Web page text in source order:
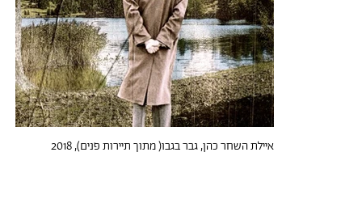
איילת השחר כהן, גבר בגבו( מתוך תיירות פנים), 2018